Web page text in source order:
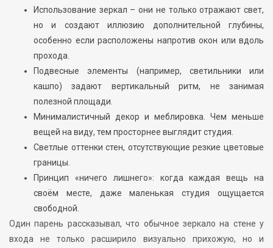
Использование зеркал – они не только отражают свет,
но и создают иллюзию дополнительной глубины,
особенно если расположены напротив окон или вдоль
прохода.
Подвесные элементы (например, светильники или
кашпо) задают вертикальный ритм, не занимая
полезной площади.
Минималистичный декор и меблировка. Чем меньше
вещей на виду, тем просторнее выглядит студия.
Светлые оттенки стен, отсутствующие резкие цветовые
границы.
Принцип «ничего лишнего»: когда каждая вещь на
своём месте, даже маленькая студия ощущается
свободной.
Один парень рассказывал, что обычное зеркало на стене у
входа не только расширило визуально прихожую, но и